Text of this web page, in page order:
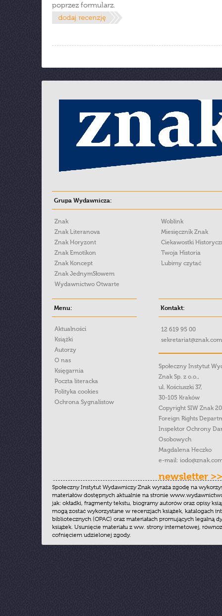
poprzez formularz.
Grupa Wydawnicza:
Znak
Znak Literanova
Znak Horyzont
Znak Emotikon
Znak Koncept
Znak JednymSłowem
Wydawnictwo Otwarte
Woblink
Miesięcznik Znak
Ciekawostki
Twoja Historia
Lubimy czytać
Menu:
Aktualności
Książki
Autorzy
O nas
Księgarnia
Poczta literacka
Polityka cookies
Ochrona Sygnalistow
Kontakt:
12 619 95 00
Społeczny Instytut
Znak Sp. z o.o.,
ul. Kościuszki 37,
30-105 Kraków
Copyright SIW Znak
Foreign Rights
Inspektor Ochrony
Osobowych
Magdalena Heczko
e-mail:
newsletter >>
Społeczny Instytut Wydawniczy Znak wyraża zgodę na
materiałów dostępnych aktualnie na stronie
jak: okładki, fragmenty tekstu, biogramy autorów oraz opisy
mogą zostać wykorzystane w recenzjach książek, katalogach
bibliotecznych (OPAC) oraz materiałach promujących legalną
książek. Usunięcie materiału z ww. strony internetowej,
cofnięciem udzielonej zgody.